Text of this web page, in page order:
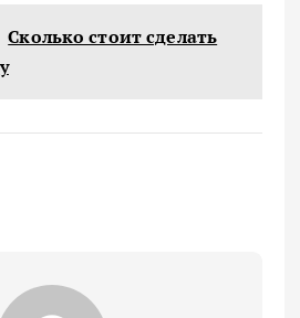
Сколько стоит сделать